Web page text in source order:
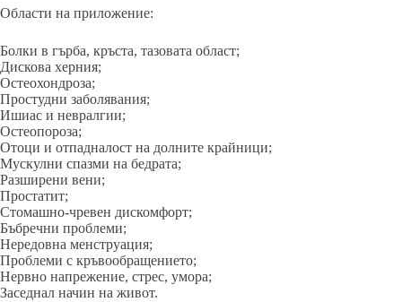
Области на приложение:
Болки в гърба, кръста, тазовата област;
Дискова херния;
Остеохондроза;
Простудни заболявания;
Ишиас и невралгии;
Остеопороза;
Отоци и отпадналост на долните крайници;
Мускулни спазми на бедрата;
Разширени вени;
Простатит;
Стомашно-чревен дискомфорт;
Бъбречни проблеми;
Нередовна менструация;
Проблеми с кръвообращението;
Нервно напрежение, стрес, умора;
Заседнал начин на живот.